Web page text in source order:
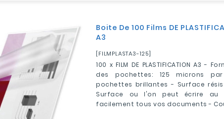
Boite De 100 Films DE
A3
[FILMPLASTA3-125]
100 x FILM DE PLASTIFICATION A3 -
des pochettes: 125 microns
pochettes brillantes - Surface
Surface ou l'on peut écrire au
facilement tous vos documents -